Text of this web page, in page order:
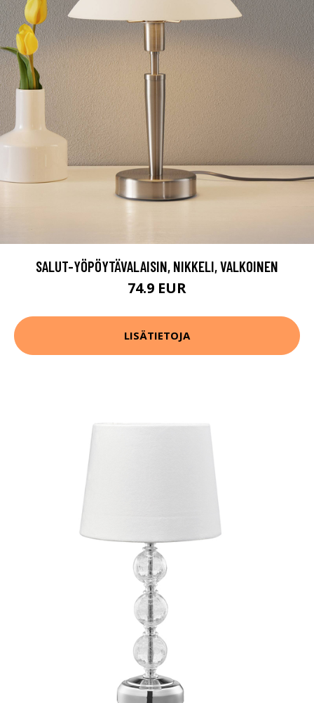
SALUT-YÖPÖYTÄVALAISIN, NIKKELI, VALKOINEN
74.9 EUR
LISÄTIETOJA